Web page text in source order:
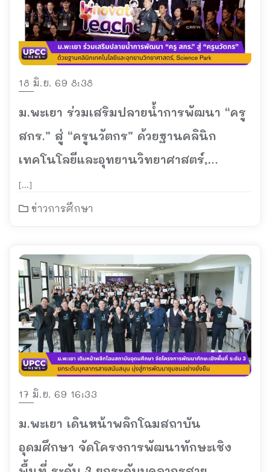
18 มิ.ย. 69 8:38
ม.พะเยา ร่วมเสริมปลายน้ำการพัฒนา “ครู
สกร.” สู่ “ครูนวัตกร” ด้วยฐานคลินิก
เทคโนโลยีและอุทยานวิทยาศาสตร์,
Science Park
[…]
ข่าวการศึกษา
17 มิ.ย. 69 16:33
ม.พะเยา เดินหน้าพลิกโฉมสถาบัน
อุดมศึกษา จัดโครงการพัฒนาทักษะเชิง